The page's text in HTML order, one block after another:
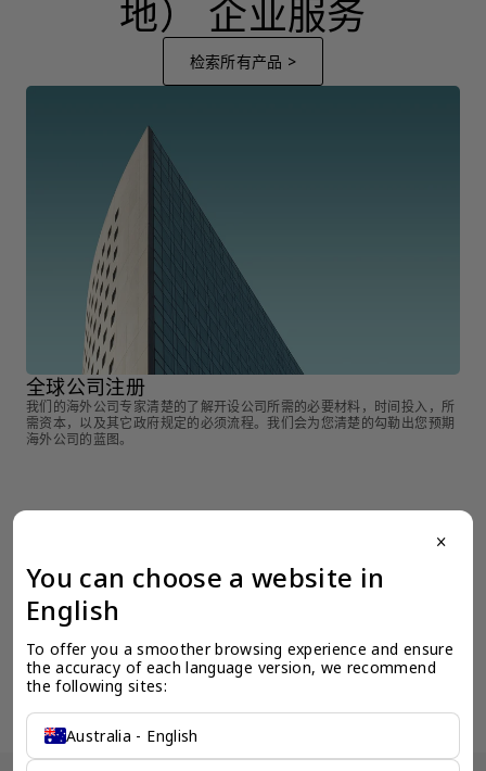
地） 企业服务
检索所有产品 >
全球公司注册
我们的海外公司专家清楚的了解开设公司所需的必要材料，时间投入，所
需资本，以及其它政府规定的必须流程。我们会为您清楚的勾勒出您预期
海外公司的蓝图。
检索产品 >
chevron_left
close
You can choose a website in
English
To offer you a smoother browsing experience and ensure
the accuracy of each language version, we recommend
the following sites:
Australia - English